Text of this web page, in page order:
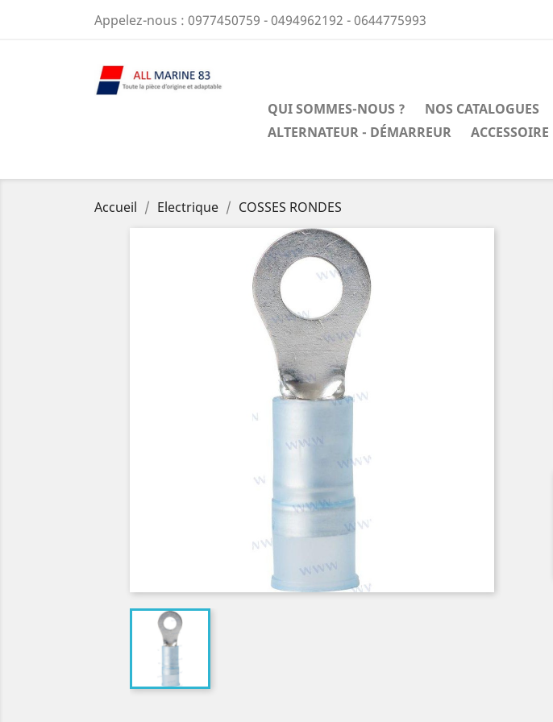
Appelez-nous : 0977450759 - 0494962192 - 0644775993
QUI SOMMES-NOUS ? NOS CATALOGUES
ALTERNATEUR - DÉMARREUR
ACCESSOIRE
Accueil Electrique COSSES RONDES